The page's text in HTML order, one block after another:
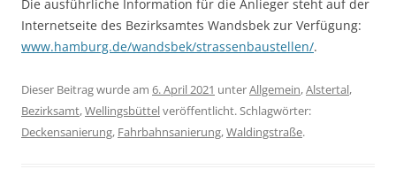
Die ausführliche Information für die Anlieger steht auf der
Internetseite des Bezirksamtes Wandsbek zur Verfügung:
www.hamburg.de/wandsbek/strassenbaustellen/.
Dieser Beitrag wurde am 6. April 2021 unterAllgemein,Alstertal,
Bezirksamt,Wellingsbüttelveröffentlicht. Schlagwörter:
Deckensanierung, Fahrbahnsanierung,Waldingstraße.